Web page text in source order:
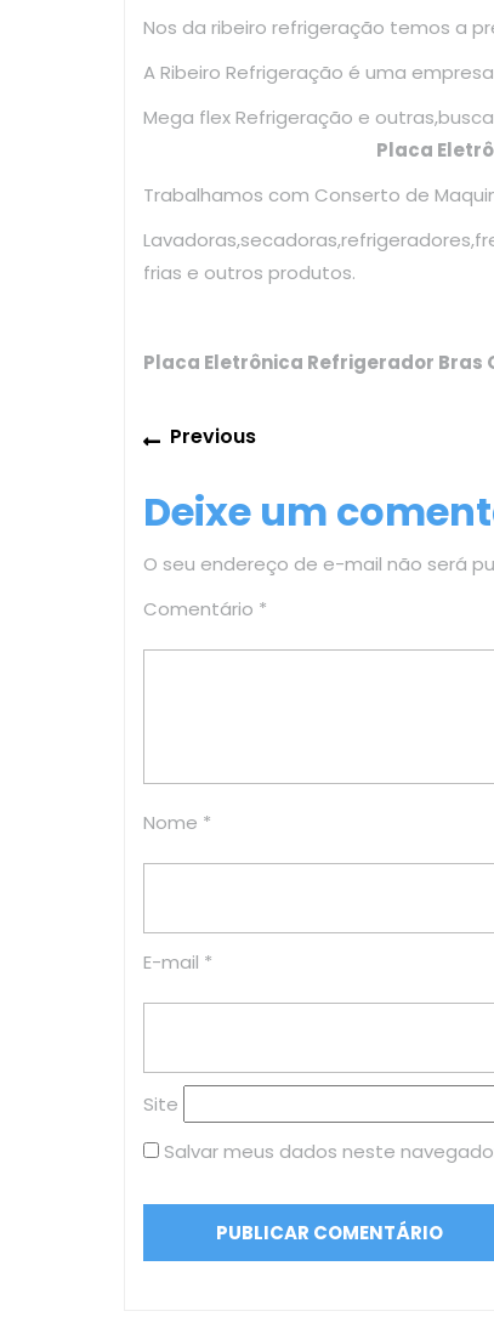
Nos da ribeiro refrigeração temos a
A Ribeiro Refrigeração é uma
Mega flex Refrigeração e
Placa
Trabalhamos com Conserto de
frias e outros produtos.
Placa Eletrônica Refrigerador Bras
Navegação
Post
PreviousPrevious
Deixe um
O seu endereço de e-mail não será
Comentário *
Nome *
E-mail *
Site
Salvar meus dados neste